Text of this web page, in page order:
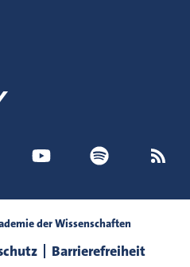
der Wissenschaften
Barrierefreiheit